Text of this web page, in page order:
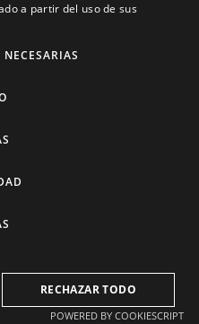
FRENCH
a partir del uso de sus
RECHAZAR TODO
POWERED BY COOKIESCRIPT